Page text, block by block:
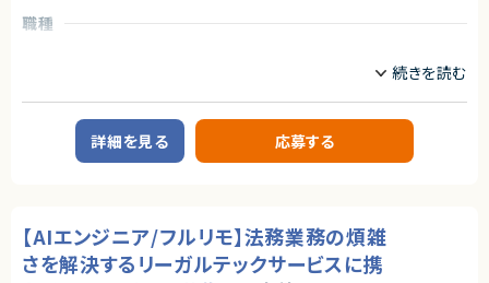
とができるリーダーシップを持った、CTOやテックリード等の経験を持った仲
なプロジェクトに関わることができます。
・CTOやVPoEと連携して開発組織および様々なプロダクトの課題解決
・全社横断のプロジェクトや新規事業の立ち上げを事業計画フェーズから支
両面から推進
・開発組織の課題解決、エンジニアの育成、採用支援
職種
Webシステムやアプリの開発を中心に、技術コンサルや新規サービス開発ま
で手がける、少数精鋭のエンジニア集団です。
お客様の新規事業立ち上げから運用までを担うサービスを展開している企
お客様は教育業界、webサービス業界、福祉業界などですべてお客様との直
接取引になります。
お客様と打合せをしながら、要件定義から保守運用までの工程をすべてエ
詳細を見る 応募する
【AIエンジニア/フルリモ】法務業務の煩雑
さを解決するリーガルテックサービスに携